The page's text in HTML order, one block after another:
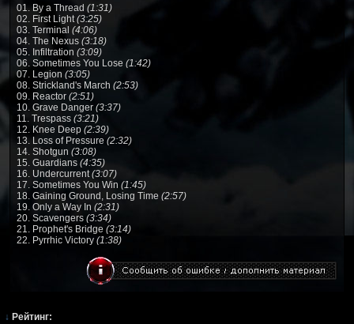
01. By a Thread (1:31)
02. First Light (3:25)
03. Terminal (4:06)
04. The Nexus (3:18)
05. Infiltration (3:09)
06. Sometimes You Lose (1:42)
07. Legion (3:05)
08. Strickland's March (2:53)
09. Reactor (2:51)
10. Grave Danger (3:37)
11. Trespass (3:21)
12. Knee Deep (2:39)
13. Loss of Pressure (2:32)
14. Shotgun (3:08)
15. Guardians (4:35)
16. Undercurrent(3:07)
17. Sometimes You Win (1:45)
18. Gaining Ground, Losing Time (2:57)
19. Only a Way In (2:31)
20. Scavengers (3:34)
21. Prophet's Bridge (3:14)
22. Pyrrhic Victory (1:38)
↓ Рейтинг: